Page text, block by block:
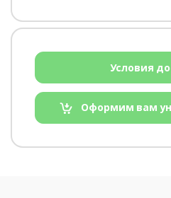
Условия
Оформим вам